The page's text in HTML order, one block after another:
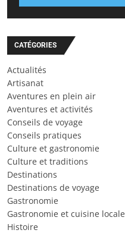
CATÉGORIES
Actualités
Artisanat
Aventures en plein air
Aventures et activités
Conseils de voyage
Conseils pratiques
Culture et gastronomie
Culture et traditions
Destinations
Destinations de voyage
Gastronomie
Gastronomie et cuisine locale
Histoire